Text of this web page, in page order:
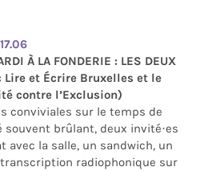
À LA FONDERIE : LES DEUX
Lire et Écrire Bruxelles et le
contre l’Exclusion)
conviviales sur le temps de
brûlant, deux invité·es
avec la salle, un sandwich, un
radiophonique sur